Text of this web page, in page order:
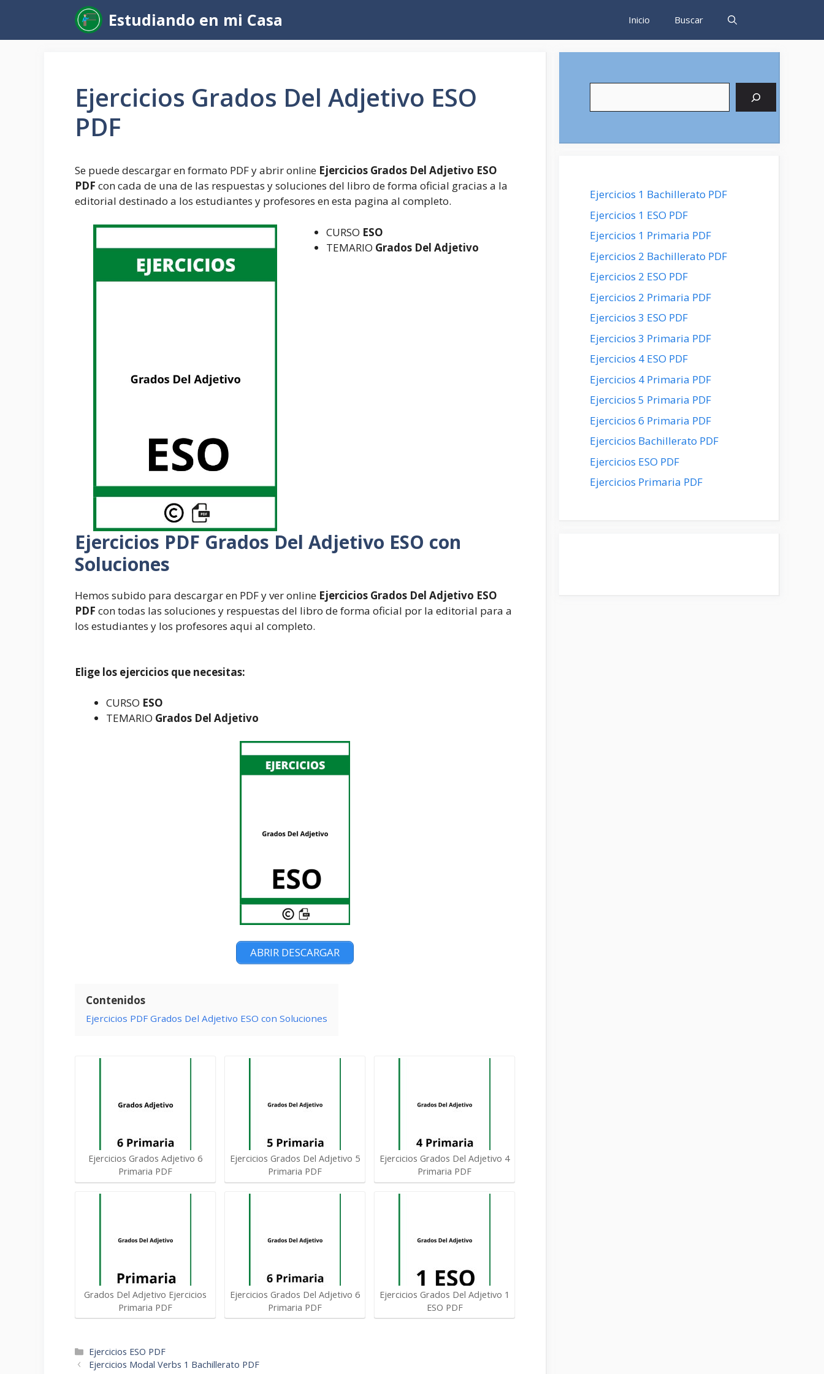
contenido
Estudiando en mi Casa Inicio Buscar
Ejercicios Grados Del Adjetivo ESO
PDF
Se puede descargar en formato PDF y abrir online Ejercicios Grados Del Adjetivo ESO
PDF con cada de una de las respuestas y soluciones del libro de forma oficial gracias a la
editorial destinado a los estudiantes y profesores en esta pagina al completo.
CURSO ESO
TEMARIO Grados Del Adjetivo
Ejercicios PDF Grados Del Adjetivo ESO con
Soluciones
Hemos subido para descargar en PDF y ver online Ejercicios Grados Del Adjetivo ESO
PDF con todas las soluciones y respuestas del libro de forma oficial por la editorial para a
los estudiantes y los profesores aqui al completo.
Elige los ejercicios que necesitas:
CURSO ESO
TEMARIO Grados Del Adjetivo
ABRIR DESCARGAR
Contenidos
Ejercicios PDF Grados Del Adjetivo ESO con Soluciones
Ejercicios Grados Adjetivo 6
Primaria PDF
Grados Del Adjetivo Ejercicios
Primaria PDF
Ejercicios Grados Del Adjetivo 5
Primaria PDF
Ejercicios Grados Del Adjetivo 6
Primaria PDF
Ejercicios Grados Del Adjetivo 4
Primaria PDF
Ejercicios Grados Del Adjetivo 1
ESO PDF
Categorías
Ejercicios ESO PDF
Navegación
Ejercicios Modal Verbs 1 Bachillerato PDF
Ejercicios 1 Bachillerato PDF
Ejercicios 1 ESO PDF
Ejercicios 1 Primaria PDF
Ejercicios 2 Bachillerato PDF
Ejercicios 2 ESO PDF
Ejercicios 2 Primaria PDF
Ejercicios 3 ESO PDF
Ejercicios 3 Primaria PDF
Ejercicios 4 ESO PDF
Ejercicios 4 Primaria PDF
Ejercicios 5 Primaria PDF
Ejercicios 6 Primaria PDF
Ejercicios Bachillerato PDF
Ejercicios ESO PDF
Ejercicios Primaria PDF